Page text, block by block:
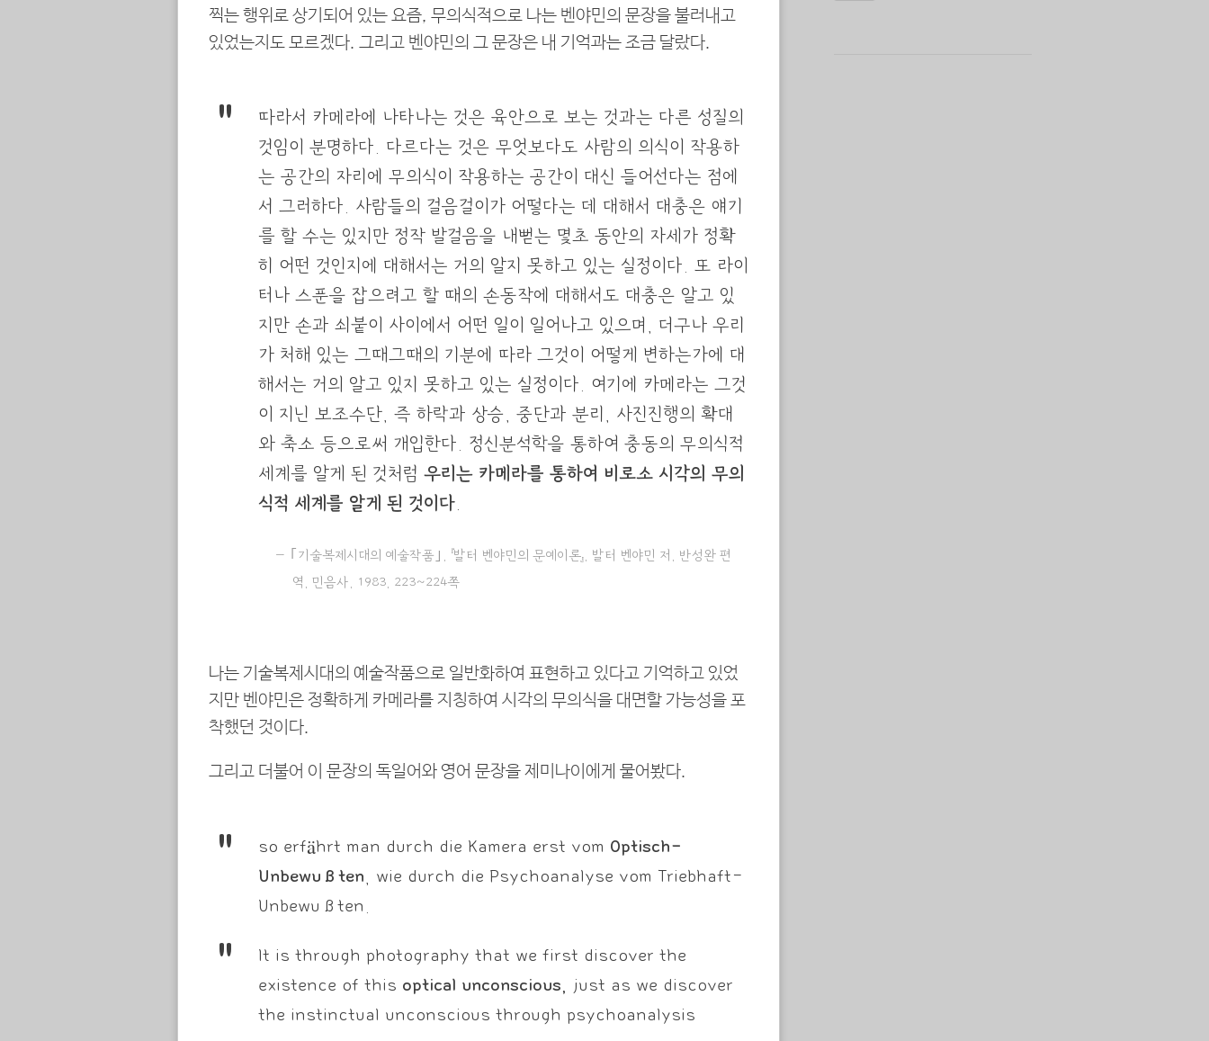
찍는 행위로 상기되어 있는 요즘, 무의식적으로 나는 벤야민의 문장을 불러내고
있었는지도 모르겠다. 그리고 벤야민의 그 문장은 내 기억과는 조금 달랐다.
따라서 카메라에 나타나는 것은 육안으로 보는 것과는 다른 성질의
것임이 분명하다. 다르다는 것은 무엇보다도 사람의 의식이 작용하
는 공간의 자리에 무의식이 작용하는 공간이 대신 들어선다는 점에
서 그러하다. 사람들의 걸음걸이가 어떻다는 데 대해서 대충은 얘기
를 할 수는 있지만 정작 발걸음을 내뻗는 몇초 동안의 자세가 정확
히 어떤 것인지에 대해서는 거의 알지 못하고 있는 실정이다. 또 라이
터나 스푼을 잡으려고 할 때의 손동작에 대해서도 대충은 알고 있
지만 손과 쇠붙이 사이에서 어떤 일이 일어나고 있으며, 더구나 우리
가 처해 있는 그때그때의 기분에 따라 그것이 어떻게 변하는가에 대
해서는 거의 알고 있지 못하고 있는 실정이다. 여기에 카메라는 그것
이 지닌 보조수단, 즉 하락과 상승, 중단과 분리, 사진진행의 확대
와 축소 등으로써 개입한다. 정신분석학을 통하여 충동의 무의식적
세계를 알게 된 것처럼 우리는 카메라를 통하여 비로소 시각의 무의
식적 세계를 알게 된 것이다
｢기술복제시대의 예술작품｣, 『발터 벤야민의 문예이론』, 발터 벤야민 저, 반성완 편
역, 민음사, 1983, 223~224쪽
나는 기술복제시대의 예술작품으로 일반화하여 표현하고 있다고 기억하고 있었
지만 벤야민은 정확하게 카메라를 지칭하여 시각의 무의식을 대면할 가능성을 포
착했던 것이다.
그리고 더불어 이 문장의 독일어와 영어 문장을 제미나이에게 물어봤다.
so erfährt man durch die Kamera erst vom Optisch-
Unbewußten , wie durch die Psychoanalyse vom Triebhaft-
Unbewußten.
It is through photography that we first discover the
existence of this optical unconscious, just as we discover
the instinctual unconscious through psychoanalysis